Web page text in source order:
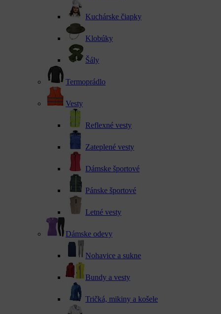
Kuchárske čiapky
Klobúky
Šály
Termoprádlo
Vesty
Reflexné vesty
Zateplené vesty
Dámske športové
Pánske športové
Letné vesty
Dámske odevy
Nohavice a sukne
Bundy a vesty
Tričká, mikiny a košele